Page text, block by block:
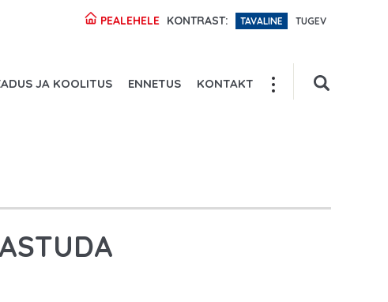
PEALEHELE KONTRAST: TAVALINE TUGEV
JA KOOLITUS ENNETUS KONTAKT